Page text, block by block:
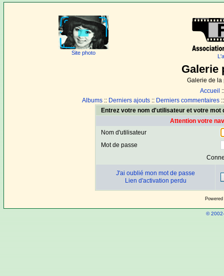
Site photo
Galerie
Galerie de la
Accueil
Albums :: Derniers ajouts :: Derniers commentaires
Entrez votre nom d'utilisateur et votre
Attention votre
Nom d'utilisateur
Mot de passe
J'ai oublié mon mot de passe
Lien d'activation perdu
©